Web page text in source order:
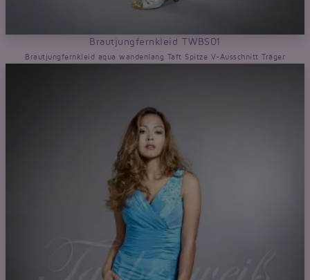
Brautjungfernkleid TWBS01
Brautjungfernkleid aqua wandenlang Taft Spitze V-Ausschnitt Träger